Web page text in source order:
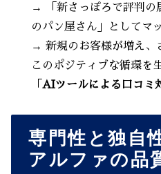
→ 「新さっぽろで評判の
のパン屋さん」としてマ
→ 新規のお客様が増え、
このポジティブな循環を
「AIツールによる口コミ
専門性と独自
アルファの品